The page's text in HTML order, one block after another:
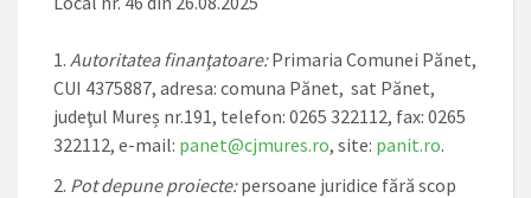
Autoritatea finanţatoare:Primaria Comunei Pănet,
CUI 4375887, adresa: comuna Pănet, sat Pănet,
judeţul Mureș nr.191, telefon: 0265 322112, fax: 0265
322112, e-mail: panet@cjmures.ro, site: panit.ro.
Pot depune proiecte:persoane juridice fără scop